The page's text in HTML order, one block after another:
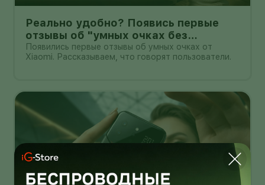
Реально удобно? Появись первые
отзывы об "умных очках без
дисплея" от Xioami
Появились первые отзывы об умных очках от
Xiaomi. Рассказываем, что говорят пользователи.